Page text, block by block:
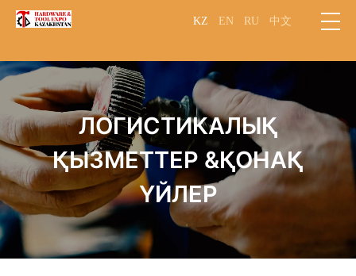
KZ EN RU 中文
ЛОГИСТИКАЛЫҚ
ҚЫЗМЕТТЕР &ҚОНАҚ
ҮЙЛЕР